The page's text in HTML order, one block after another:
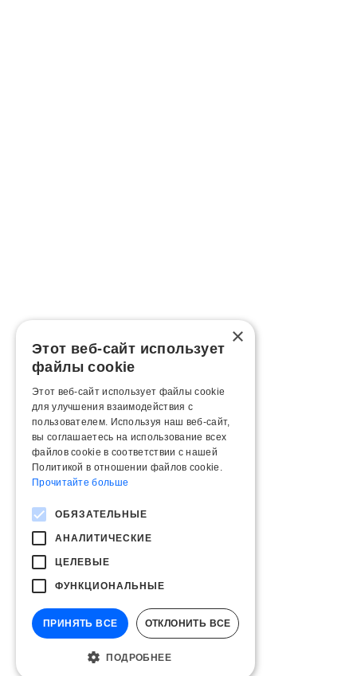
×
Этот веб-сайт использует
файлы cookie
Этот веб-сайт использует файлы cookie
для улучшения взаимодействия с
пользователем. Используя наш веб-сайт,
вы соглашаетесь на использование всех
файлов cookie в соответствии с нашей
Политикой в ​​отношении файлов cookie.
Прочитайте больше
ОБЯЗАТЕЛЬНЫЕ
АНАЛИТИЧЕСКИЕ
ЦЕЛЕВЫЕ
ФУНКЦИОНАЛЬНЫЕ
ПРИНЯТЬ ВСЕ ОТКЛОНИТЬ ВСЕ
ПОДРОБНЕЕ